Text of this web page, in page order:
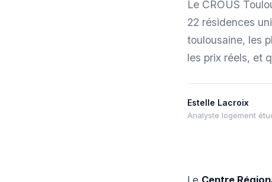
Le CROUS
22 résidences
toulousaine, les
les prix réels, et
Estelle Lacroix
Analyste logement